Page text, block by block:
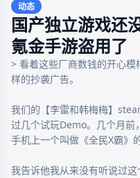
动态
国产独立游戏还
氪金手游盗用了
> 看着这些厂商数钱的开心
样的抄袭广告。
我们的【李雷和韩梅梅】
过几个试玩Demo。几个月前
手机上一个叫做《全民X霸》
我告诉他我从来没有听说过